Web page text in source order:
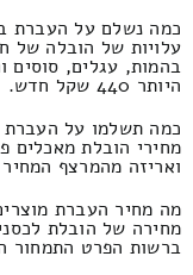
כמה נשלם על העברת
עלויות של הובלה של
היותר 440 שקל חדש.
כמה תשלמו על העברת
מחירי הובלת מאכלים
ואריזה מהמרצף המחיר זהו 590 ולא יותר
מה מחיר העברת
מחירה של הובלת
ברשות הפרט התמחור הוא